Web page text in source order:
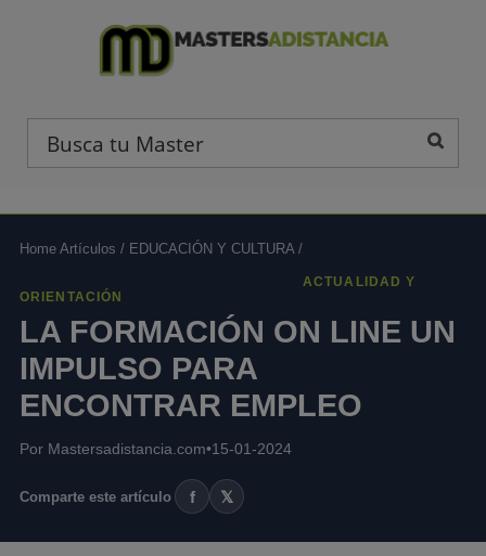
Home Artículos / EDUCACIÓN Y CULTURA/
ACTUALIDAD Y
ORIENTACIÓN
LA FORMACIÓN ON LINE UN
IMPULSO PARA
ENCONTRAR EMPLEO
Por Mastersadistancia.com•15-01-2024
Comparte este artículo f 𝕏